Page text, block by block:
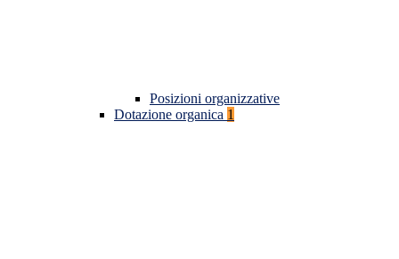
Posizioni organizzative
Dotazione organica 1